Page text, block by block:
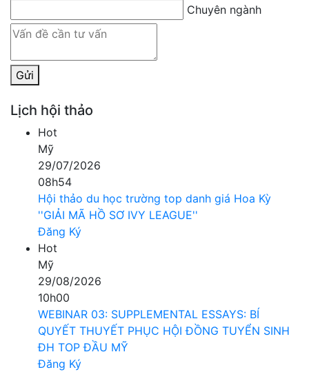
Chuyên ngành
Gửi
Lịch hội thảo
Hot
Mỹ
29/07/2026
08h54
Hội thảo du học trường top danh giá Hoa Kỳ
''GIẢI MÃ HỒ SƠ IVY LEAGUE''
Đăng Ký
Hot
Mỹ
29/08/2026
10h00
WEBINAR 03: SUPPLEMENTAL ESSAYS: BÍ
QUYẾT THUYẾT PHỤC HỘI ĐỒNG TUYỂN SINH
ĐH TOP ĐẦU MỸ
Đăng Ký